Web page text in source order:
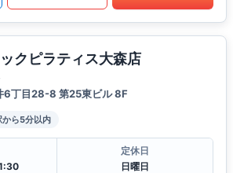
クピラティス大森店
6丁目28-8 第25東ビル 8F
から5分以内
定休日
日曜日